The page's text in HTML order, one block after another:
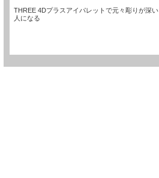
THREE 4Dプラスアイパレットで元々彫りが深い
人になる